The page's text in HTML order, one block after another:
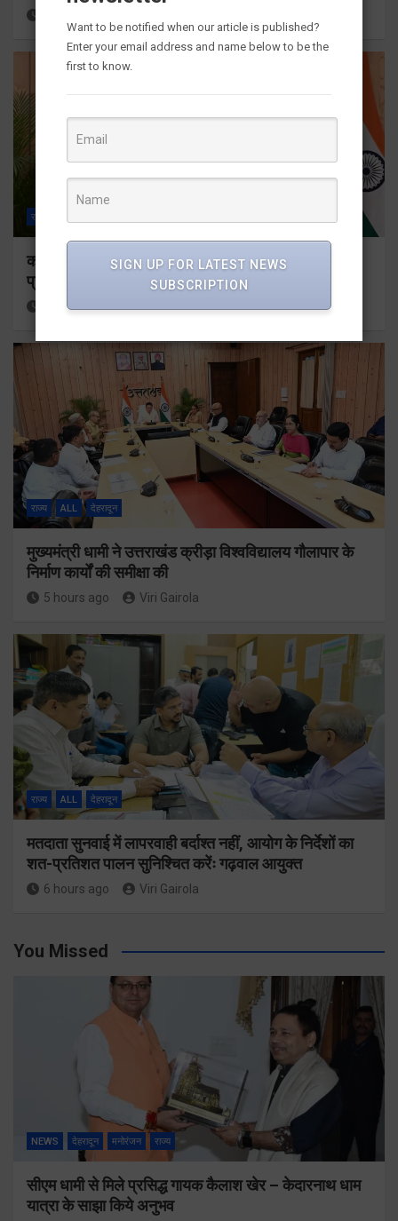
राज्य
कॉमनवेल्थ गेम्स 2026 के उत्तराखंड के पदक विजेताओं और
प्रशिक्षकों को मुख्यमंत्री धामी ने किया सम्मानित
4 hours ago Viri Gairola
राज्य ALL देहरादून
मुख्यमंत्री धामी ने उत्तराखंड क्रीड़ा विश्वविद्यालय गौलापार के
निर्माण कार्यों की समीक्षा की
5 hours ago Viri Gairola
राज्य ALL देहरादून
मतदाता सुनवाई में लापरवाही बर्दाश्त नहीं, आयोग के निर्देशों का
शत-प्रतिशत पालन सुनिश्चित करेंः गढ़वाल आयुक्त
6 hours ago Viri Gairola
You Missed
NEWS देहरादून मनोरंजन राज्य
सीएम धामी से मिले प्रसिद्ध गायक कैलाश खेर – केदारनाथ धाम
यात्रा के साझा किये अनुभव
Want to be notified when our article is published?
Enter your email address and name below to be the
first to know.
SIGN UP FOR LATEST NEWS
SUBSCRIPTION